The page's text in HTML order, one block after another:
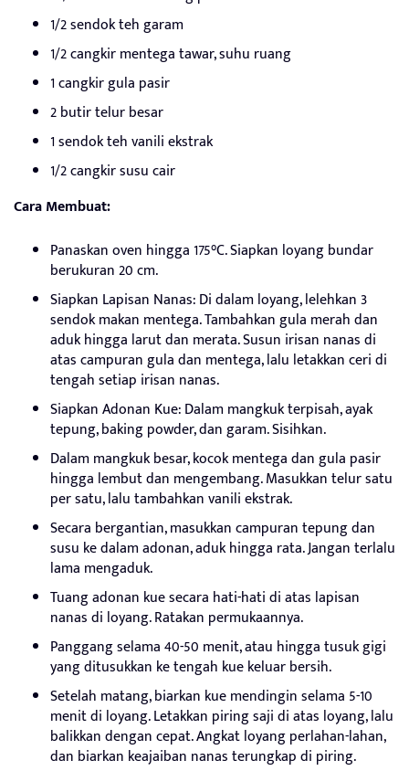
1/2 sendok teh garam
1/2 cangkir mentega tawar, suhu ruang
1 cangkir gula pasir
2 butir telur besar
1 sendok teh vanili ekstrak
1/2 cangkir susu cair
Cara Membuat:
Panaskan oven hingga 175°C. Siapkan loyang bundar
berukuran 20 cm.
Siapkan Lapisan Nanas: Di dalam loyang, lelehkan 3
sendok makan mentega. Tambahkan gula merah dan
aduk hingga larut dan merata. Susun irisan nanas di
atas campuran gula dan mentega, lalu letakkan ceri di
tengah setiap irisan nanas.
Siapkan Adonan Kue: Dalam mangkuk terpisah, ayak
tepung, baking powder, dan garam. Sisihkan.
Dalam mangkuk besar, kocok mentega dan gula pasir
hingga lembut dan mengembang. Masukkan telur satu
per satu, lalu tambahkan vanili ekstrak.
Secara bergantian, masukkan campuran tepung dan
susu ke dalam adonan, aduk hingga rata. Jangan terlalu
lama mengaduk.
Tuang adonan kue secara hati-hati di atas lapisan
nanas di loyang. Ratakan permukaannya.
Panggang selama 40-50 menit, atau hingga tusuk gigi
yang ditusukkan ke tengah kue keluar bersih.
Setelah matang, biarkan kue mendingin selama 5-10
menit di loyang. Letakkan piring saji di atas loyang, lalu
balikkan dengan cepat. Angkat loyang perlahan-lahan,
dan biarkan keajaiban nanas terungkap di piring.